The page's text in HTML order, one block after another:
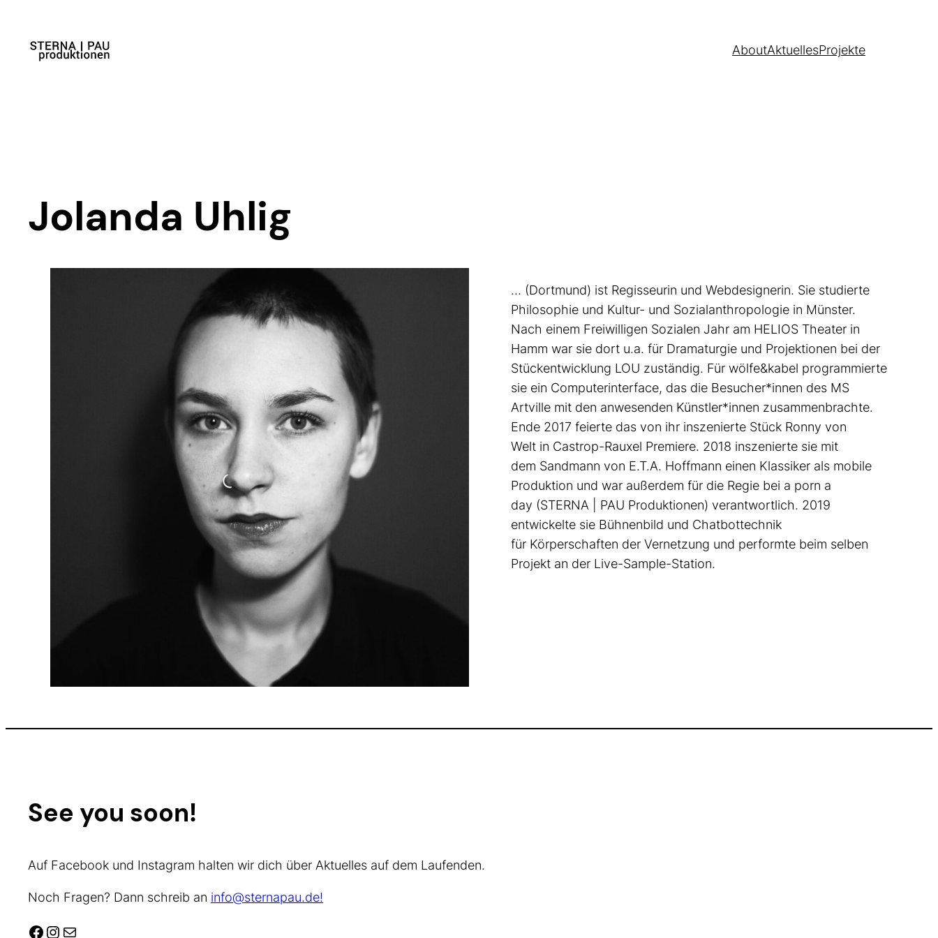
AboutAktuellesProjekte
Jolanda Uhlig
… (Dortmund) ist Regisseurin und Webdesignerin. Sie studierte
Philosophie und Kultur- und Sozialanthropologie in Münster.
Nach einem Freiwilligen Sozialen Jahr am HELIOS Theater in
Hamm war sie dort u.a. für Dramaturgie und Projektionen bei der
Stückentwicklung LOU zuständig. Für wölfe&kabel programmierte
sie ein Computerinterface, das die Besucher*innen des MS
Artville mit den anwesenden Künstler*innen zusammenbrachte.
Ende 2017 feierte das von ihr inszenierte Stück Ronny von
Welt in Castrop-Rauxel Premiere. 2018 inszenierte sie mit
dem Sandmann von E.T.A. Hoffmann einen Klassiker als mobile
Produktion und war außerdem für die Regie bei a porn a
day (STERNA | PAU Produktionen) verantwortlich. 2019
entwickelte sie Bühnenbild und Chatbottechnik
für Körperschaften der Vernetzung und performte beim selben
Projekt an der Live-Sample-Station.
See you soon!
Auf Facebook und Instagram halten wir dich über Aktuelles auf dem Laufenden.
Noch Fragen? Dann schreib an info@sternapau.de!
Facebook
Instagram
E-Mail